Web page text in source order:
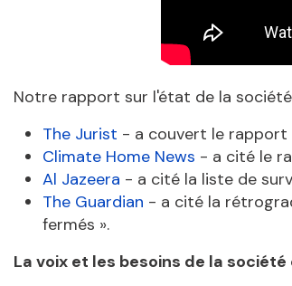
Notre rapport sur l'état de la
The Jurist - a couvert le rapport
Climate Home News - a cité le
Al Jazeera - a cité la liste de
The Guardian - a cité la
fermés ».
La voix et les besoins de la